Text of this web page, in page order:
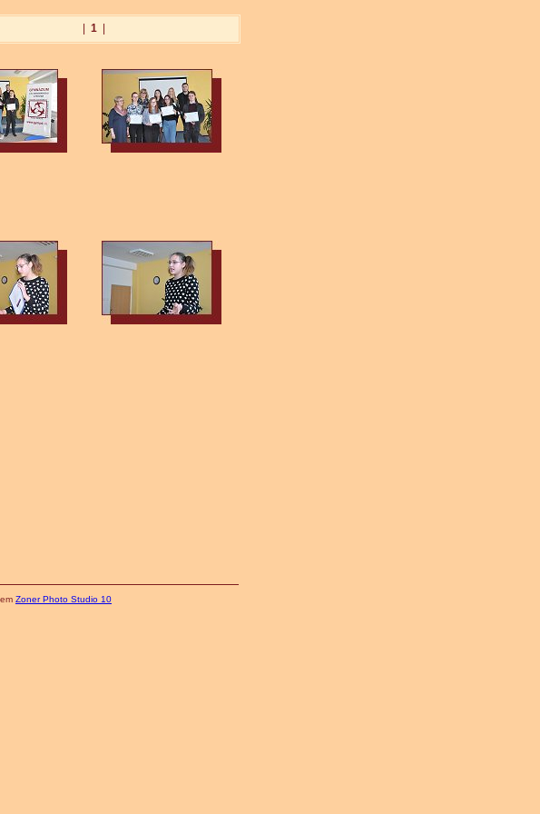
1
Zoner Photo Studio 10